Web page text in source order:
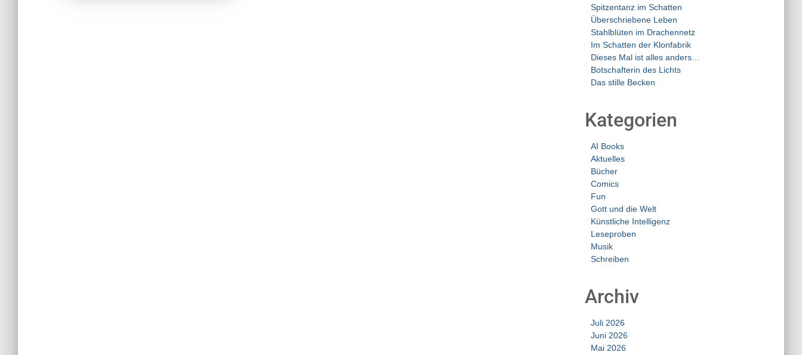
Spitzentanz im Schatten
Überschriebene Leben
Stahlblüten im Drachennetz
Im Schatten der Klonfabrik
Dieses Mal ist alles anders…
Botschafterin des Lichts
Das stille Becken
Kategorien
AI Books
Aktuelles
Bücher
Comics
Fun
Gott und die Welt
Künstliche Intelligenz
Leseproben
Musik
Schreiben
Archiv
Juli 2026
Juni 2026
Mai 2026